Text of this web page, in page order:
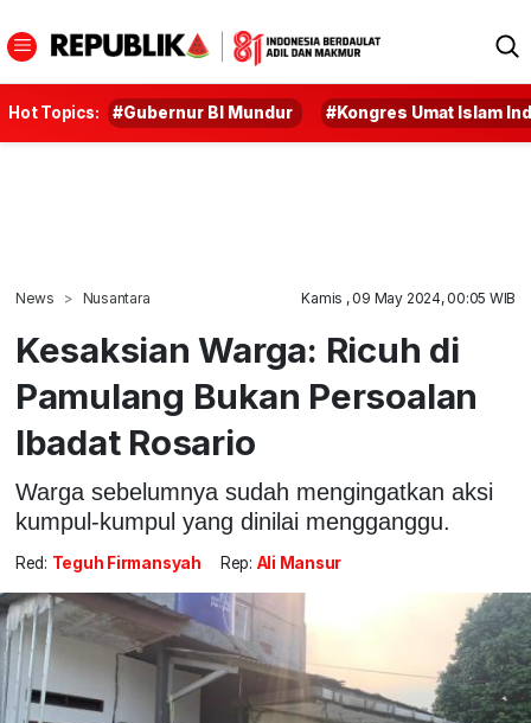
Hot Topics: #Gubernur BI Mundur #Kongres Umat Islam
News Nusantara Kamis , 09 May 2024, 00:05 WIB
Kesaksian Warga: Ricuh di
Pamulang Bukan Persoalan
Ibadat Rosario
Warga sebelumnya sudah mengingatkan aksi
kumpul-kumpul yang dinilai mengganggu.
Red: Teguh Firmansyah Rep: Ali Mansur